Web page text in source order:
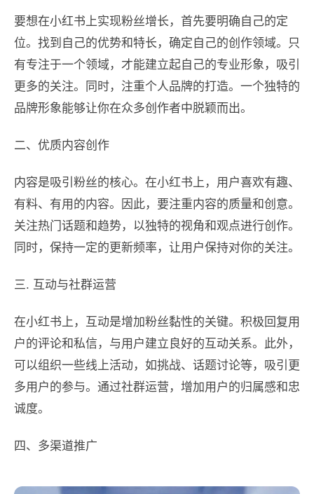
要想在小红书上实现粉丝增长，首先要明确自己的定
位。找到自己的优势和特长，确定自己的创作领域。只
有专注于一个领域，才能建立起自己的专业形象，吸引
更多的关注。同时，注重个人品牌的打造。一个独特的
品牌形象能够让你在众多创作者中脱颖而出。
二、优质内容创作
内容是吸引粉丝的核心。在小红书上，用户喜欢有趣、
有料、有用的内容。因此，要注重内容的质量和创意。
关注热门话题和趋势，以独特的视角和观点进行创作。
同时，保持一定的更新频率，让用户保持对你的关注。
三. 互动与社群运营
在小红书上，互动是增加粉丝黏性的关键。积极回复用
户的评论和私信，与用户建立良好的互动关系。此外，
可以组织一些线上活动，如挑战、话题讨论等，吸引更
多用户的参与。通过社群运营，增加用户的归属感和忠
诚度。
四、多渠道推广